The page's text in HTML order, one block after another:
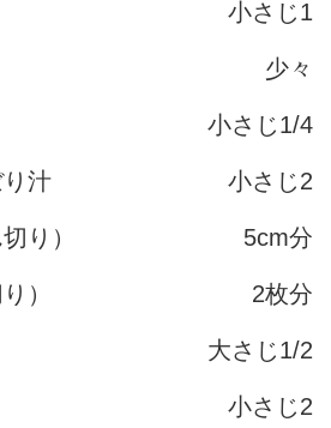
小さじ1
少々
小さじ1/4
り汁 小さじ2
り） 5cm分
） 2枚分
大さじ1/2
小さじ2